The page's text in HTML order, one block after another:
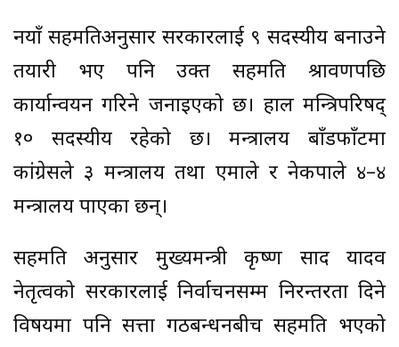
नयाँ सहमतिअनुसार सरकारलाई ९ सदस्यीय बनाउने
तयारी भए पनि उक्त सहमति श्रावणपछि
कार्यान्वयन गरिने जनाइएको छ। हाल मन्त्रिपरिषद्
१० सदस्यीय रहेको छ। मन्त्रालय बाँडफाँटमा
कांग्रेसले ३ मन्त्रालय तथा एमाले र नेकपाले ४–४
मन्त्रालय पाएका छन्।
सहमति अनुसार मुख्यमन्त्री कृष्ण प्रसाद यादव
नेतृत्वको सरकारलाई निर्वाचनसम्म निरन्तरता दिने
विषयमा पनि सत्ता गठबन्धनबीच सहमति भएको